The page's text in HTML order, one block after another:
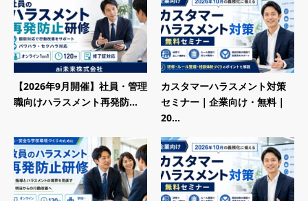
【2026年9月開催】社員・管理
職向けハラスメント再発防...
カスタマーハラスメント対策
セミナー｜企業向け・無料｜
20...